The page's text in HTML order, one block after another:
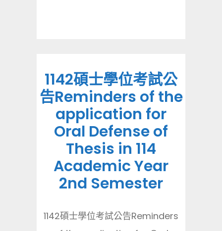
1142碩士學位考試公
告Reminders of the
application for
Oral Defense of
Thesis in 114
Academic Year
2nd Semester
1142碩士學位考試公告Reminders